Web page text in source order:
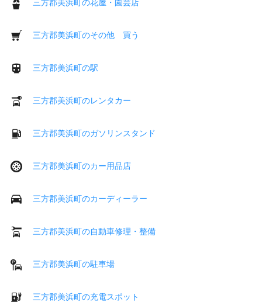
三方郡美浜町の花屋・園芸店
三方郡美浜町のその他 買う
三方郡美浜町の駅
三方郡美浜町のレンタカー
三方郡美浜町のガソリンスタンド
三方郡美浜町のカー用品店
三方郡美浜町のカーディーラー
三方郡美浜町の自動車修理・整備
三方郡美浜町の駐車場
三方郡美浜町の充電スポット